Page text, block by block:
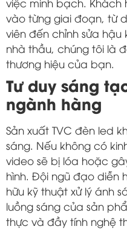
vào từng giai đoạn, từ
viên đến chỉnh sửa hậu
nhà thầu, chúng tôi là
thương hiệu của bạn.
Tư duy sáng
ngành hàng
Sản xuất TVC đèn led
sáng. Nếu không có
video sẽ bị lóa hoặc
hình. Đội ngũ đạo diễn
hữu kỹ thuật xử lý ánh
luồng sáng của sản
thực và đầy tính nghệ